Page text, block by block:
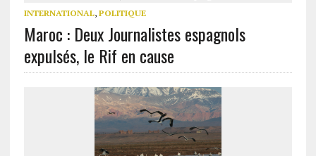
INTERNATIONAL, POLITIQUE
Maroc : Deux Journalistes espagnols
expulsés, le Rif en cause